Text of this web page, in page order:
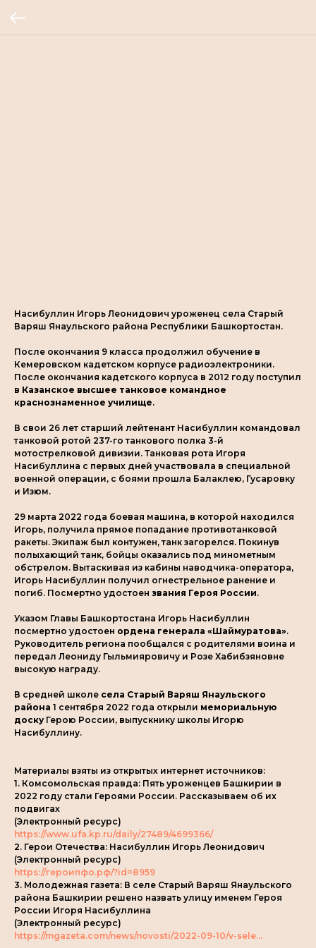
Насибуллин Игорь Леонидович уроженец села Старый
Варяш Янаульского района Республики Башкортостан.
После окончания 9 класса продолжил обучение в
Кемеровском кадетском корпусе радиоэлектроники.
После окончания кадетского корпуса в 2012 году поступил
в Казанское высшее танковое командное
краснознаменное училище.
В свои 26 лет старший лейтенант Насибуллин командовал
танковой ротой 237-го танкового полка 3-й
мотострелковой дивизии. Танковая рота Игоря
Насибуллина с первых дней участвовала в специальной
военной операции, с боями прошла Балаклею, Гусаровку
и Изюм.
29 марта 2022 года боевая машина, в которой находился
Игорь, получила прямое попадание противотанковой
ракеты. Экипаж был контужен, танк загорелся. Покинув
полыхающий танк, бойцы оказались под минометным
обстрелом. Вытаскивая из кабины наводчика-оператора,
Игорь Насибуллин получил огнестрельное ранение и
погиб. Посмертно удостоен звания Героя России.
Указом Главы Башкортостана Игорь Насибуллин
посмертно удостоен ордена генерала «Шаймуратова».
Руководитель региона пообщался с родителями воина и
передал Леониду Гыльмияровичу и Розе Хабибзяновне
высокую награду.
В средней школе села Старый Варяш Янаульского
района 1 сентября 2022 года открыли мемориальную
доскуГерою России, выпускнику школы Игорю
Насибуллину.
Материалы взяты из открытых интернет источников:
1. Комсомольская правда: Пять уроженцев Башкирии в
2022 году стали Героями России. Рассказываем об их
подвигах
(Электронный ресурс)
https://www.ufa.kp.ru/daily/27489/4699366/
2. Герои Отечества: Насибуллин Игорь Леонидович
(Электронный ресурс)
https://героипфо.рф/?id=8959
3. Молодежная газета: В селе Старый Варяш Янаульского
района Башкирии решено назвать улицу именем Героя
России Игоря Насибуллина
(Электронный ресурс)
https://mgazeta.com/news/novosti/2022-09-10/v-sele...